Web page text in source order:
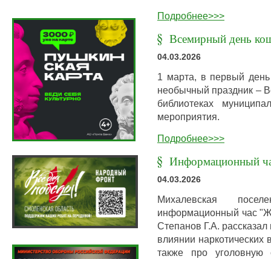
Подробнее>>>
Всемирный день
04.03.2026
1 марта, в первый
необычный праздник –
библиотеках
мероприятия.
Подробнее>>>
Информационный
04.03.2026
Михалевская
информационный час
Степанов Г.А.
влиянии
также про уголовную